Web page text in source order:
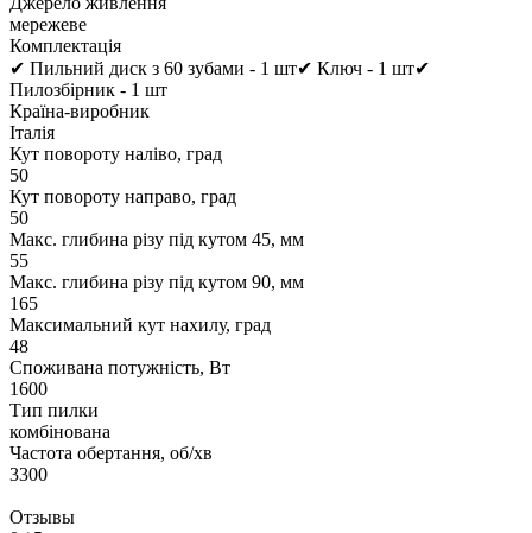
мережеве
Комплектація
✔ Пильний диск з 60 зубами - 1 шт✔ Ключ - 1 шт✔
Пилозбірник - 1 шт
Країна-виробник
Італія
Кут повороту наліво, град
50
Кут повороту направо, град
50
Макс. глибина різу під кутом 45, мм
55
Макс. глибина різу під кутом 90, мм
165
Максимальний кут нахилу, град
48
Споживана потужність, Вт
1600
Тип пилки
комбінована
Частота обертання, об/хв
3300
Отзывы